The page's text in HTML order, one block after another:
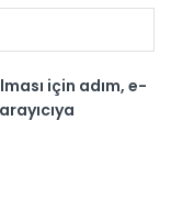
için adım, e-